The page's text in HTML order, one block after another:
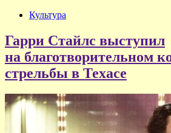
Культура
Гарри Стайлс выступил
на благотворительном
стрельбы в Техасе